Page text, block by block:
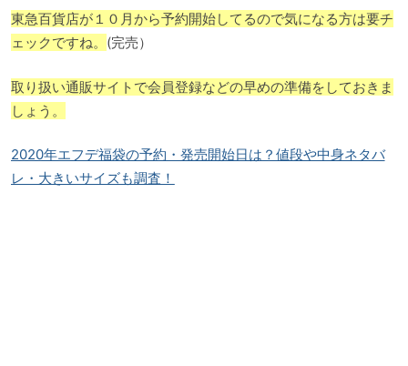
東急百貨店が１０月から予約開始してるので気になる方は要チ
ェックですね。 (完売）
取り扱い通販サイトで会員登録などの早めの準備をしておきま
しょう。
2020年エフデ福袋の予約・発売開始日は？値段や中身ネタバ
レ・大きいサイズも調査！